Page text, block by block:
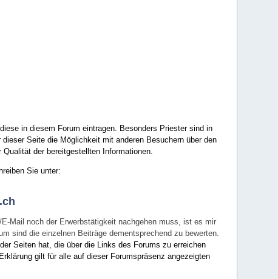
in diesem Forum eintragen. Besonders Priester sind in
Seite die Möglichkeit mit anderen Besuchern über den
der bereitgestellten Informationen.
Sie unter:
Mail noch der Erwerbstätigkeit nachgehen muss, ist es mir
sind die einzelnen Beiträge dementsprechend zu bewerten.
Seiten hat, die über die Links des Forums zu erreichen
gilt für alle auf dieser Forumspräsenz angezeigten